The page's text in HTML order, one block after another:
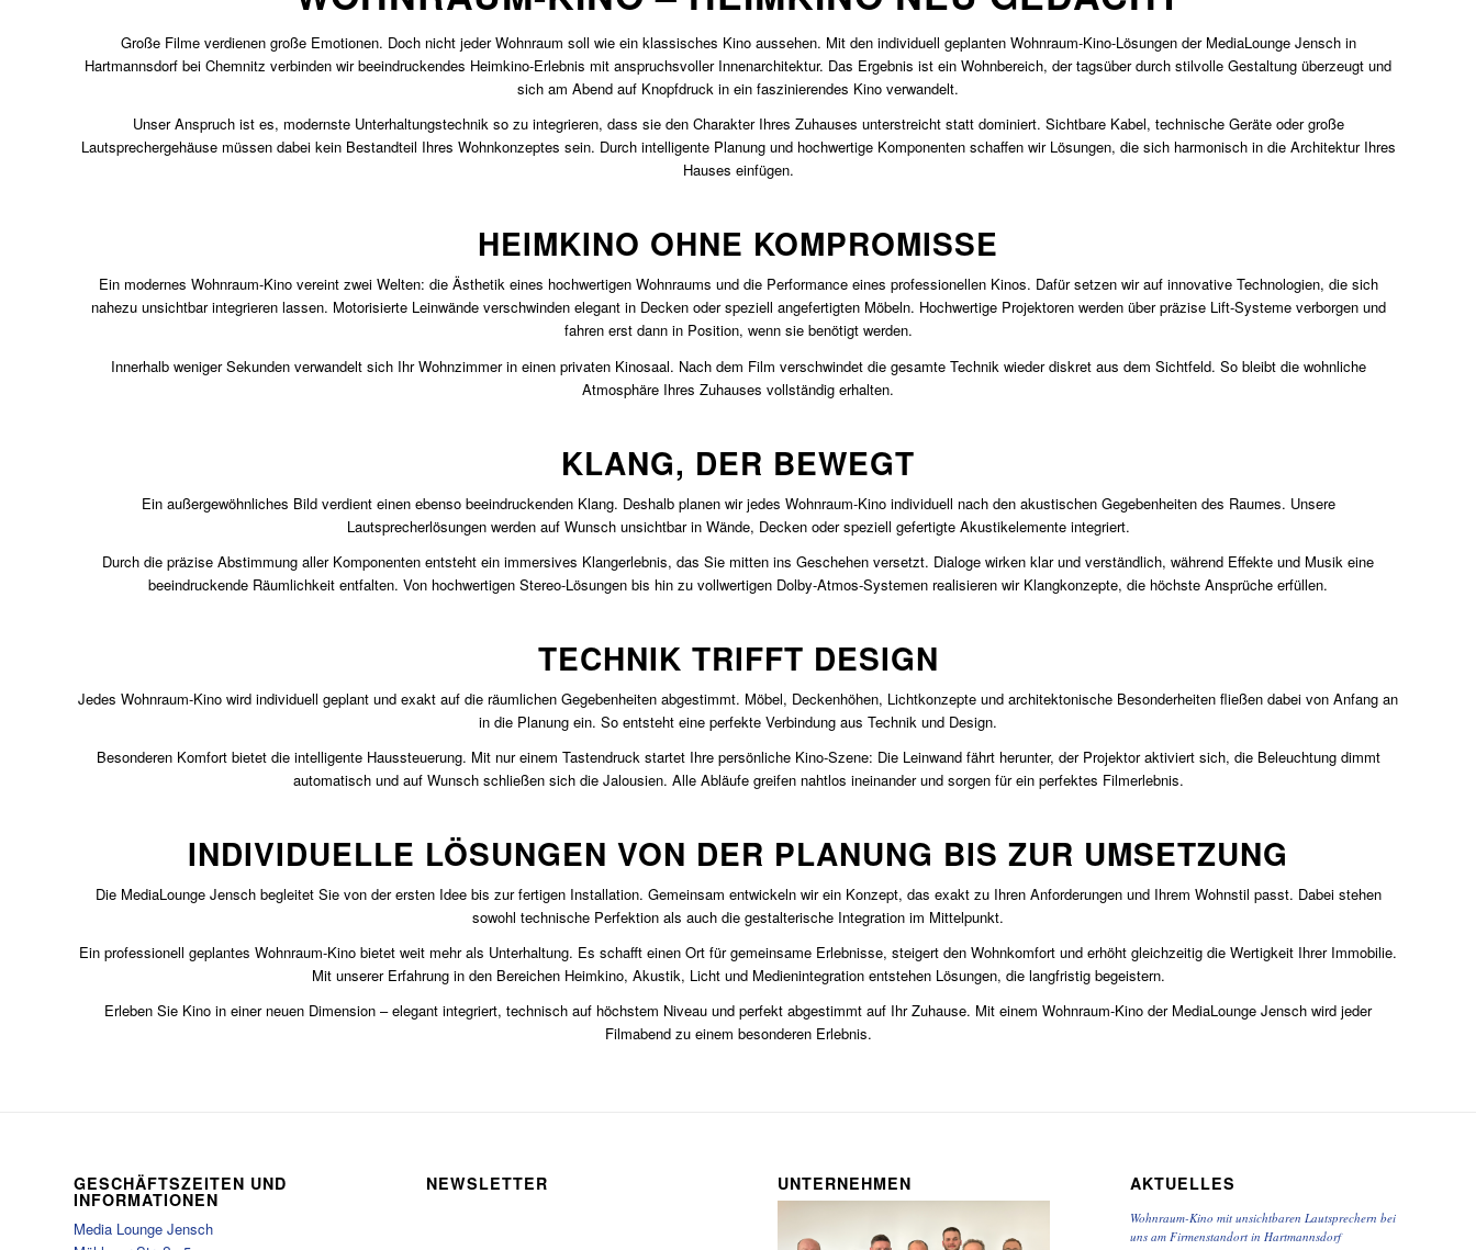
Große Filme verdienen große Emotionen. Doch nicht jeder Wohnraum soll wie ein klassisches Kino aussehen. Mit den individuell geplanten Wohnraum-Kino-Lösungen der MediaLounge Jensch in
Hartmannsdorf bei Chemnitz verbinden wir beeindruckendes Heimkino-Erlebnis mit anspruchsvoller Innenarchitektur. Das Ergebnis ist ein Wohnbereich, der tagsüber durch stilvolle Gestaltung überzeugt und
sich am Abend auf Knopfdruck in ein faszinierendes Kino verwandelt.
Unser Anspruch ist es, modernste Unterhaltungstechnik so zu integrieren, dass sie den Charakter Ihres Zuhauses unterstreicht statt dominiert. Sichtbare Kabel, technische Geräte oder große
Lautsprechergehäuse müssen dabei kein Bestandteil Ihres Wohnkonzeptes sein. Durch intelligente Planung und hochwertige Komponenten schaffen wir Lösungen, die sich harmonisch in die Architektur Ihres
Hauses einfügen.
HEIMKINO OHNE KOMPROMISSE
Ein modernes Wohnraum-Kino vereint zwei Welten: die Ästhetik eines hochwertigen Wohnraums und die Performance eines professionellen Kinos. Dafür setzen wir auf innovative Technologien, die sich
nahezu unsichtbar integrieren lassen. Motorisierte Leinwände verschwinden elegant in Decken oder speziell angefertigten Möbeln. Hochwertige Projektoren werden über präzise Lift-Systeme verborgen und
fahren erst dann in Position, wenn sie benötigt werden.
Innerhalb weniger Sekunden verwandelt sich Ihr Wohnzimmer in einen privaten Kinosaal. Nach dem Film verschwindet die gesamte Technik wieder diskret aus dem Sichtfeld. So bleibt die wohnliche
Atmosphäre Ihres Zuhauses vollständig erhalten.
KLANG, DER BEWEGT
Ein außergewöhnliches Bild verdient einen ebenso beeindruckenden Klang. Deshalb planen wir jedes Wohnraum-Kino individuell nach den akustischen Gegebenheiten des Raumes. Unsere
Lautsprecherlösungen werden auf Wunsch unsichtbar in Wände, Decken oder speziell gefertigte Akustikelemente integriert.
Durch die präzise Abstimmung aller Komponenten entsteht ein immersives Klangerlebnis, das Sie mitten ins Geschehen versetzt. Dialoge wirken klar und verständlich, während Effekte und Musik eine
beeindruckende Räumlichkeit entfalten. Von hochwertigen Stereo-Lösungen bis hin zu vollwertigen Dolby-Atmos-Systemen realisieren wir Klangkonzepte, die höchste Ansprüche erfüllen.
TECHNIK TRIFFT DESIGN
Jedes Wohnraum-Kino wird individuell geplant und exakt auf die räumlichen Gegebenheiten abgestimmt. Möbel, Deckenhöhen, Lichtkonzepte und architektonische Besonderheiten fließen dabei von Anfang an
in die Planung ein. So entsteht eine perfekte Verbindung aus Technik und Design.
Besonderen Komfort bietet die intelligente Haussteuerung. Mit nur einem Tastendruck startet Ihre persönliche Kino-Szene: Die Leinwand fährt herunter, der Projektor aktiviert sich, die Beleuchtung dimmt
automatisch und auf Wunsch schließen sich die Jalousien. Alle Abläufe greifen nahtlos ineinander und sorgen für ein perfektes Filmerlebnis.
INDIVIDUELLE LÖSUNGEN VON DER PLANUNG BIS ZUR UMSETZUNG
Die MediaLounge Jensch begleitet Sie von der ersten Idee bis zur fertigen Installation. Gemeinsam entwickeln wir ein Konzept, das exakt zu Ihren Anforderungen und Ihrem Wohnstil passt. Dabei stehen
sowohl technische Perfektion als auch die gestalterische Integration im Mittelpunkt.
Ein professionell geplantes Wohnraum-Kino bietet weit mehr als Unterhaltung. Es schafft einen Ort für gemeinsame Erlebnisse, steigert den Wohnkomfort und erhöht gleichzeitig die Wertigkeit Ihrer Immobilie.
Mit unserer Erfahrung in den Bereichen Heimkino, Akustik, Licht und Medienintegration entstehen Lösungen, die langfristig begeistern.
Erleben Sie Kino in einer neuen Dimension – elegant integriert, technisch auf höchstem Niveau und perfekt abgestimmt auf Ihr Zuhause. Mit einem Wohnraum-Kino der MediaLounge Jensch wird jeder
Filmabend zu einem besonderen Erlebnis.
GESCHÄFTSZEITEN UND
INFORMATIONEN
Media Lounge Jensch
NEWSLETTER UNTERNEHMEN AKTUELLES
Wohnraum-Kino mit unsichtbaren Lautsprechern bei
uns am Firmenstandort in Hartmannsdorf